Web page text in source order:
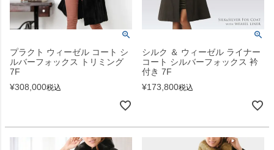
プラクト ウィーゼル コート シ
ルバーフォックス トリミング
7F
¥308,000税込
シルク ＆ ウィーゼル ライナー
コート シルバーフォックス 衿
付き 7F
¥173,800税込